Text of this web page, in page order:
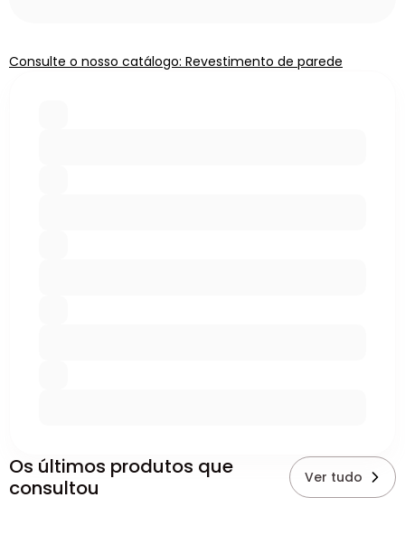
Consulte o nosso catálogo: Revestimento de parede
Os últimos produtos que
consultou
Ver tudo